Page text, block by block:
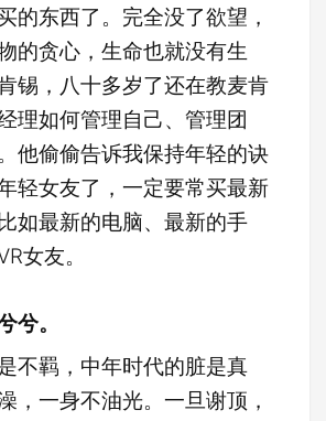
的东西了。完全没了欲望，
的贪心，生命也就没有生
锡，八十多岁了还在教麦肯
理如何管理自己、管理团
他偷偷告诉我保持年轻的诀
轻女友了，一定要常买最新
如最新的电脑、最新的手
女友。
兮。
不羁，中年时代的脏是真
，一身不油光。一旦谢顶，